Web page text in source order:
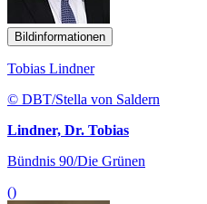
Bildinformationen
Tobias Lindner
© DBT/Stella von Saldern
Lindner, Dr. Tobias
Bündnis 90/Die Grünen
()